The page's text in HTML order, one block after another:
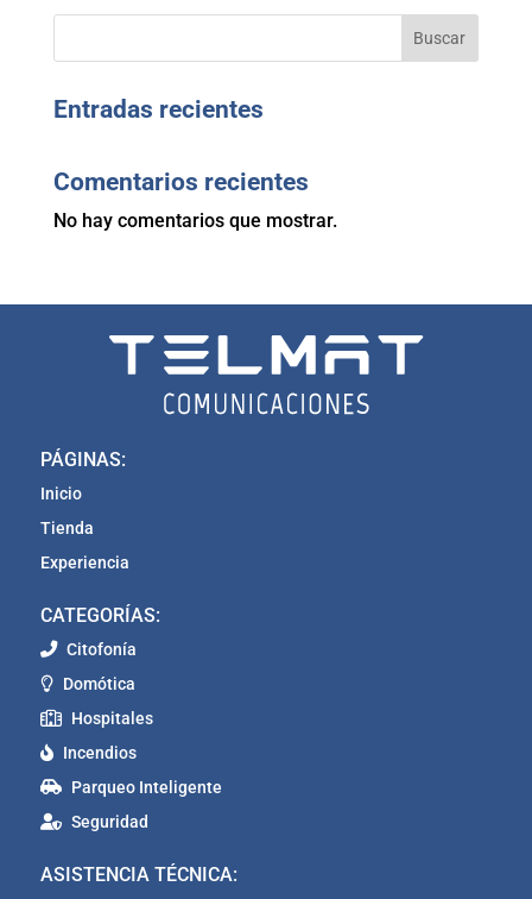
Buscar
Entradas recientes
Comentarios recientes
No hay comentarios que mostrar.
PÁGINAS:
Inicio
Tienda
Experiencia
CATEGORÍAS:
Citofonía
Domótica
Hospitales
Incendios
Parqueo Inteligente
Seguridad
ASISTENCIA TÉCNICA: